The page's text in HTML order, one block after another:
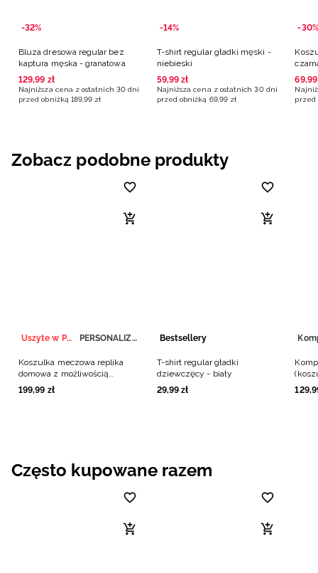
-32%
Bluza dresowa regular bez
kaptura męska - granatowa
129,99 zł
Najniższa cena z ostatnich 30 dni
przed obniżką 189,99 zł
-14%
T-shirt regular gładki męski -
niebieski
59,99 zł
Najniższa cena z ostatnich 30 dni
przed obniżką 69,99 zł
-30%
69,99
przed
Zobacz podobne produkty
Uszyte w Polsce PERSONALIZACJA
Koszulka meczowa replika
domowa z możliwością
personalizacji męska 4F x
Polska Siatkówka - biała
199,99 zł
Bestsellery
T-shirt regular gładki
dziewczęcy - biały
29,99 zł 129,
Często kupowane razem